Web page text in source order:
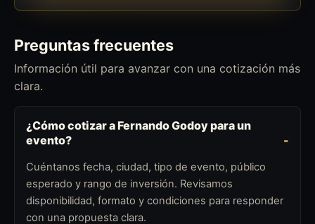
Preguntas frecuentes
Información útil para avanzar con una cotización más
clara.
¿Cómo cotizar a Fernando Godoy para un
evento?
Cuéntanos fecha, ciudad, tipo de evento, público
esperado y rango de inversión. Revisamos
disponibilidad, formato y condiciones para responder
con una propuesta clara.